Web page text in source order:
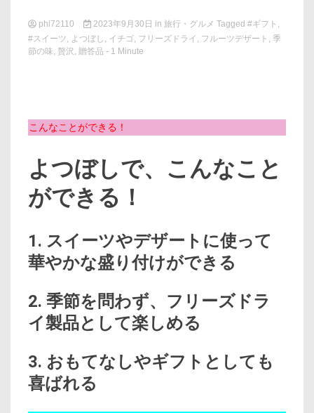
phi72110 2023年9月30日 in 旅行・グルメ Tagged #ギフト ,
#スイーツ, よつぼし , イチゴ, フリーズドライ , フルーツデザート , 季
節の味, 贅沢 , 贈答品 - 1 Minute
こんなことができる！
よつぼしで、こんなこと
ができる！
1. スイーツやデザートに使って
華やかな盛り付けができる
2. 季節を問わず、フリーズドラ
イ製品として楽しめる
3. おもてなしやギフトとしても
喜ばれる